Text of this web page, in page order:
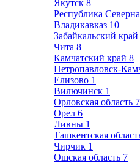
Якутск 8
Республика
Владикавказ 10
Забайкальский край
Чита 8
Камчатский край 8
Петропавловск-
Елизово 1
Вилючинск 1
Орловская область 7
Орел 6
Ливны 1
Ташкентская
Чирчик 1
Ошская область 7